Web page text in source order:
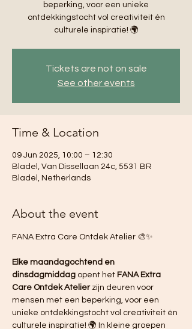
beperking, voor een unieke
ontdekkingstocht vol creativiteit én
culturele inspiratie! 🌍
Tickets are not on sale
See other events
Time & Location
09 Jun 2025, 10:00 – 12:30
Bladel, Van Dissellaan 24c, 5531 BR
Bladel, Netherlands
About the event
FANA Extra Care Ontdek Atelier 🎨✨
Elke maandagochtend en
dinsdagmiddag opent het FANA Extra
Care Ontdek Atelier zijn deuren voor
mensen met een beperking, voor een
unieke ontdekkingstocht vol creativiteit én
culturele inspiratie! 🌍 In kleine groepen